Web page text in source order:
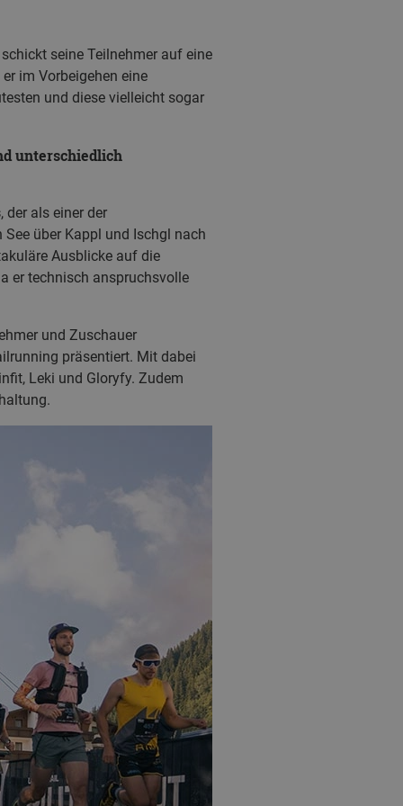
seine Teilnehmer auf eine
im Vorbeigehen eine
und diese vielleicht sogar
unterschiedlich
, der als einer der
über Kappl und Ischgl nach
Ausblicke auf die
er technisch anspruchsvolle
und Zuschauer
präsentiert. Mit dabei
Leki und Gloryfy. Zudem